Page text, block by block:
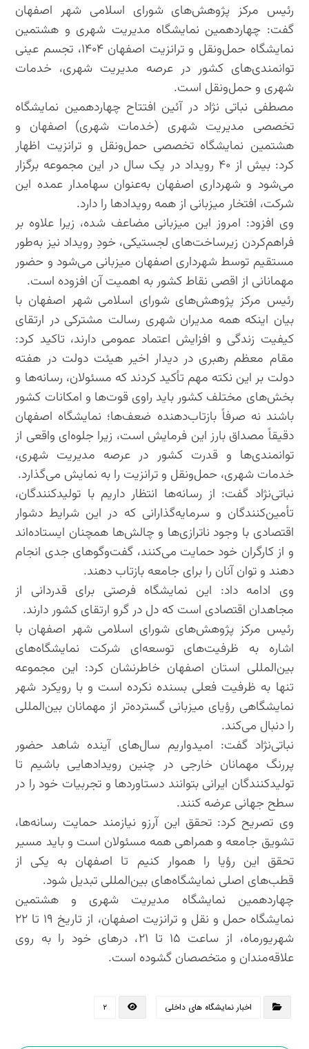
رئیس مرکز پژوهش‌های شورای اسلامی شهر اصفهان
گفت: چهاردهمین نمایشگاه مدیریت شهری و هشتمین
نمایشگاه حمل‌ونقل و ترانزیت اصفهان ۱۴۰۴، تجسم عینی
توانمندی‌های کشور در عرصه مدیریت شهری، خدمات
شهری و حمل‌ونقل است.
مصطفی نباتی نژاد در آئین افتتاح چهاردهمین نمایشگاه
تخصصی مدیریت شهری (خدمات شهری) اصفهان و
هشتمین نمایشگاه تخصصی حمل‌ونقل و ترانزیت اظهار
کرد: بیش از ۴۰ رویداد در یک سال در این مجموعه برگزار
می‌شود و شهرداری اصفهان به‌عنوان سهامدار عمده این
شرکت، افتخار میزبانی از همه رویدادها را دارد.
وی افزود: امروز این میزبانی مضاعف شده، زیرا علاوه بر
فراهم‌کردن زیرساخت‌های لجستیکی، خودِ رویداد نیز به‌طور
مستقیم توسط شهرداری اصفهان میزبانی می‌شود و حضور
مهمانانی از اقصی نقاط کشور به اهمیت آن افزوده است.
رئیس مرکز پژوهش‌های شورای اسلامی شهر اصفهان با
بیان اینکه همه مدیران شهری رسالت مشترکی در ارتقای
کیفیت زندگی و افزایش اعتماد عمومی دارند، تاکید کرد:
مقام معظم رهبری در دیدار اخیر هیئت دولت در هفته
دولت بر این نکته مهم تأکید کردند که مسئولان، رسانه‌ها و
بخش‌های مختلف کشور باید راوی قوت‌ها و امکانات کشور
باشند نه صرفاً بازتاب‌دهنده ضعف‌ها؛ نمایشگاه اصفهان
دقیقاً مصداق بارز این فرمایش است، زیرا جلوه‌ای واقعی از
توانمندی‌ها و قدرت کشور در عرصه مدیریت شهری،
خدمات شهری، حمل‌ونقل و ترانزیت را به نمایش می‌گذارد.
نباتی‌نژاد گفت: از رسانه‌ها انتظار داریم با تولیدکنندگان،
تأمین‌کنندگان و سرمایه‌گذارانی که در این شرایط دشوار
اقتصادی با وجود ناترازی‌ها و چالش‌ها همچنان ایستاده‌اند
و از کارگران خود حمایت می‌کنند، گفت‌وگوهای جدی انجام
دهند و توان آنان را برای جامعه بازتاب دهند.
وی ادامه داد: این نمایشگاه فرصتی برای قدردانی از
مجاهدان اقتصادی است که دل در گرو ارتقای کشور دارند.
رئیس مرکز پژوهش‌های شورای اسلامی شهر اصفهان با
اشاره به ظرفیت‌های توسعه‌ای شرکت نمایشگاه‌های
بین‌المللی استان اصفهان خاطرنشان کرد: این مجموعه
تنها به ظرفیت فعلی بسنده نکرده است و با رویکرد شهر
نمایشگاهی رؤیای میزبانی گسترده‌تر از مهمانان بین‌المللی
را دنبال می‌کند.
نباتی‌نژاد گفت: امیدواریم سال‌های آینده شاهد حضور
پررنگ مهمانان خارجی در چنین رویدادهایی باشیم تا
تولیدکنندگان ایرانی بتوانند دستاوردها و تجربیات خود را در
سطح جهانی عرضه کنند.
وی تصریح کرد: تحقق این آرزو نیازمند حمایت رسانه‌ها،
تشویق جامعه و همراهی همه مسئولان است و باید مسیر
تحقق این رؤیا را هموار کنیم تا اصفهان به یکی از
قطب‌های اصلی نمایشگاه‌های بین‌المللی تبدیل شود.
چهاردهمین نمایشگاه مدیریت شهری و هشتمین
نمایشگاه حمل و نقل و ترانزیت اصفهان، از تاریخ ۱۹ تا ۲۲
شهریورماه، از ساعت ۱۵ تا ۲۱، درهای خود را به روی
علاقه‌مندان و متخصصان گشوده است.
اخبار نمایشگاه های داخلی ۲